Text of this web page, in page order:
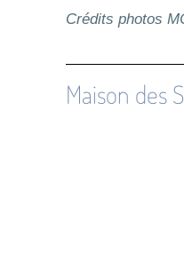
Crédits photos
Maison des